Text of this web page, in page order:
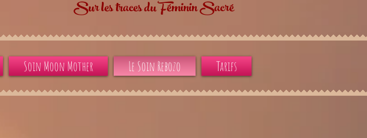
Sur les traces du Féminin Sacré
Soin Moon Mother Le Soin Rebozo Tarifs